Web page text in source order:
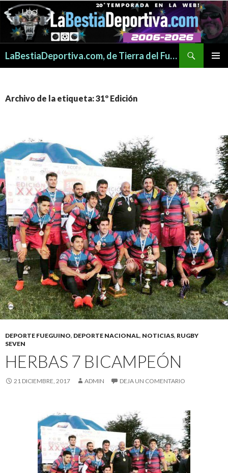
LaBestiaDeportiva.com, de Tierra del Fuego para todo el mundo
Archivo de la etiqueta: 31º Edición
DEPORTE FUEGUINO, DEPORTE NACIONAL, NOTICIAS, RUGBY
SEVEN
HERBAS 7 BICAMPEÓN
21 DICIEMBRE, 2017 ADMIN DEJA UN COMENTARIO